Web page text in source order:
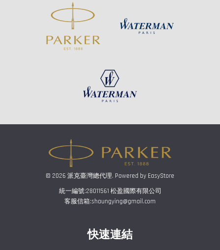
© 2026 派克臺灣總代理. Powered by EasyStore
統一編號:28011561 松盈國際有限公司
客服信箱:shaungying@gmail.com
快速連結